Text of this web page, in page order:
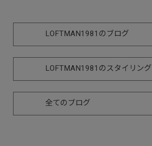
LOFTMAN1981のブログ
LOFTMAN1981のスタイリング
全てのブログ